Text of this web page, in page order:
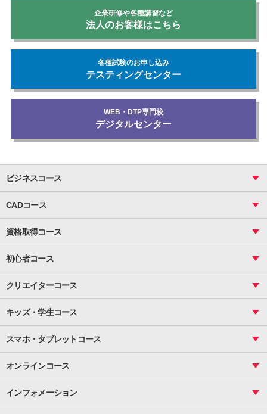
企業研修や各種講習など
法人のお客様はこちら
各種試験のお申し込み
テスティングセンター
WEB・DTP専門校
デジタルセンター
ビジネスコース
関数
ピボットテーブル
マクロ
資料作成（基礎）
資料作成（応用）
プレゼンスキル
Word
文書作成（応用）
文書作成（デザイン活用）
Access
データベース活用
CADコース
図面作成（基礎）
図面作成（応用）
資格取得コース
VBAエキスパート
ビジネス統計
CS
サーティファイ
初心者コース
案内文書・レター・はがき・POP作成
インターネット活用
メール活用
クリエイターコース
基礎
応用
Illustrator
基礎
応用
HTML/CSS
InDesign
キッズ・学生コース
プライマリー（年長～小２）
スタンダード（小３～小６）
マインクラフト（年長～小６）
パソコンコース
スマホ・タブレットコース
初めてのLINE
初めてのInstagram
初めてのTwitter
オンラインコース
インフォメーション